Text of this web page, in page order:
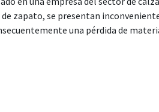
zapato, se presentan
una pérdida de
el origen del problema en el